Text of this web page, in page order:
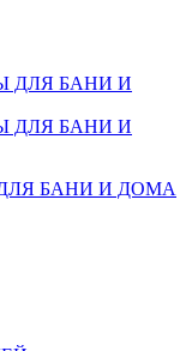
БАНИ И ДОМА